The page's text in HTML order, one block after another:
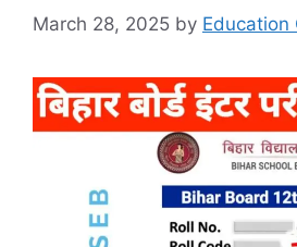
March 28, 2025 by Education